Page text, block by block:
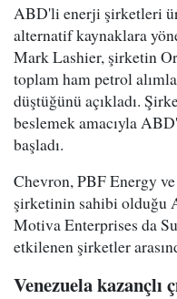
ABD'li enerji şirketleri
alternatif kaynaklara
Mark Lashier, şirketin
toplam ham petrol
düştüğünü açıkladı.
beslemek amacıyla
başladı.
Chevron, PBF Energy
şirketinin sahibi olduğu
Motiva Enterprises da
etkilenen şirketler
Venezuela kazançlı